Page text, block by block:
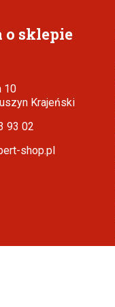
o sklepie
10
Krajeński
93 02
shop.pl